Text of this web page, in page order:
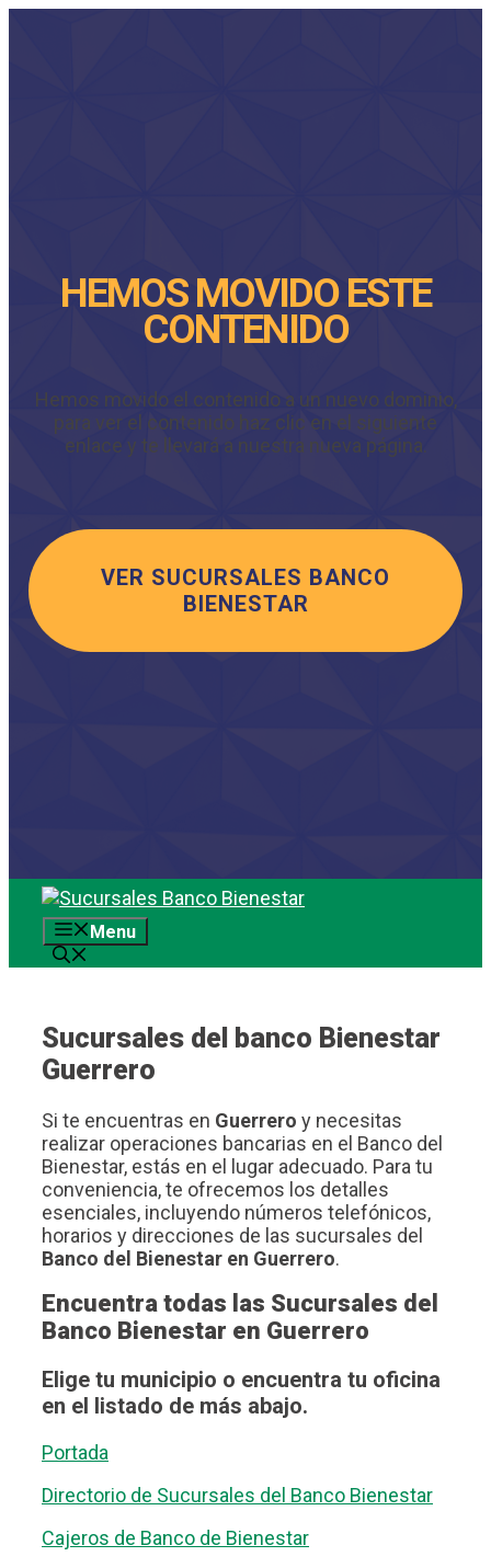
HEMOS MOVIDO ESTE
CONTENIDO
Hemos movido el contenido a un nuevo dominio,
para ver el contenido haz clic en el siguiente
enlace y te llevará a nuestra nueva página.
VER SUCURSALES BANCO
BIENESTAR
Saltar
contenidoMenu
Sucursales del banco Bienestar
Guerrero
Si te encuentras en Guerrero y necesitas
realizar operaciones bancarias en el Banco del
Bienestar, estás en el lugar adecuado. Para tu
conveniencia, te ofrecemos los detalles
esenciales, incluyendo números telefónicos,
horarios y direcciones de las sucursales del
Banco del Bienestar en Guerrero.
Encuentra todas las Sucursales del
Banco Bienestar en Guerrero
Elige tu municipio o encuentra tu oficina
en el listado de más abajo.
Portada
Directorio de Sucursales del Banco Bienestar
Cajeros de Banco de Bienestar